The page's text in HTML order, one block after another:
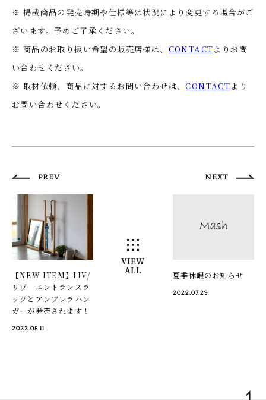
※ 掲載商品の発売時期や仕様等は状況により変更する場合がご
ざいます。予めご了承ください。
※ 商品のお取り扱い希望の販売店様は、 CONTACTよりお問
い合わせください。
※ 取材依頼、商品に対するお問い合わせは、CONTACTより
お問い合わせください。
PREV
【NEW ITEM】LIV/
リヴ エントランスラ
ックとアンブレラハン
ガーが発売されます！
2022.05.11
VIEW
ALL
NEXT
夏季休暇のお知らせ
2022.07.29